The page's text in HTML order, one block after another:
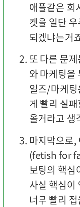
애플같은 회
켓을 일단
되겠냐는거
또 다른 문
와 마케팅을
일즈/마케팅
게 빨리 실
올거라고 생
마지막으로,
(fetish for
보팅의 핵심
사실 핵심이
너무 빨리